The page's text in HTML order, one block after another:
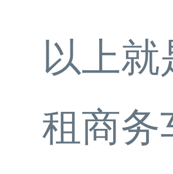
以上
租商务